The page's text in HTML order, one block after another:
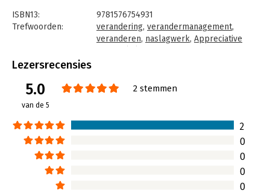
gebracht te worden met organisatorische visies, plannen, en
structuren en op die manier de energie verhogen en actie voor
verandering inspireren.
Deze tweede uitgave is uitgebreid herzien, bijgewerkt, met
en supplementaire artikelen, een uitgebreide bibliografie en
toepassingen.
ISBN13:
9781576754931
Trefwoorden:
verandering, verandermanagement,
veranderen, naslagwerk, Appreciative
Taal:
Aantal pagina's:
454
Druk:
Hoofdrubriek:
Verandermanagement
Lezersrecensies
5.0
van de 5
2 stemmen
2
0
0
0
0